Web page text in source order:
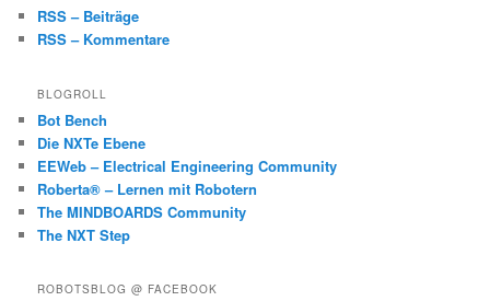
RSS – Beiträge
RSS – Kommentare
BLOGROLL
Bot Bench
Die NXTe Ebene
EEWeb – Electrical Engineering Community
Roberta® – Lernen mit Robotern
The MINDBOARDS Community
The NXT Step
ROBOTSBLOG @ FACEBOOK